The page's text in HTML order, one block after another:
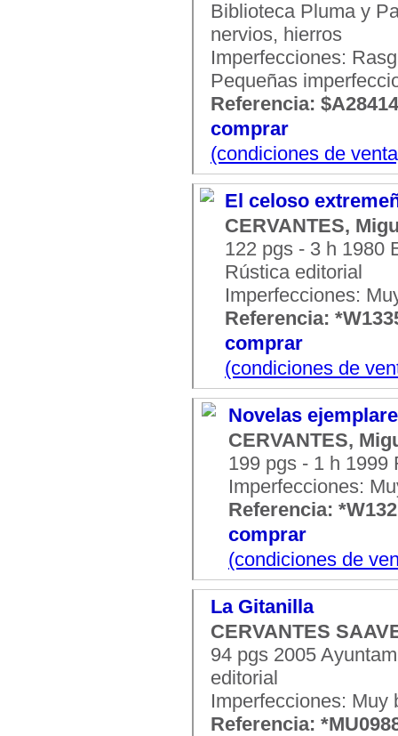
Biblioteca Pluma y
nervios, hierros
Imperfecciones:
Pequeñas
Referencia: $A28414
comprar
(condiciones de
El celoso
CERVANTES,
122 pgs - 3 h 1980
Rústica editorial
Imperfecciones:
Referencia:
comprar
(condiciones de
Novelas
CERVANTES,
199 pgs - 1 h 1999
Imperfecciones:
Referencia:
comprar
(condiciones de
La Gitanilla
CERVANTES
94 pgs 2005
editorial
Imperfecciones: Muy
Referencia: